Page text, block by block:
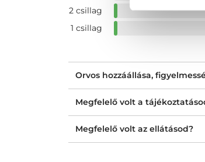
2 csillag
1 csillag
Orvos hozzáállása,
Megfelelő volt a
Megfelelő volt az ellátásod?